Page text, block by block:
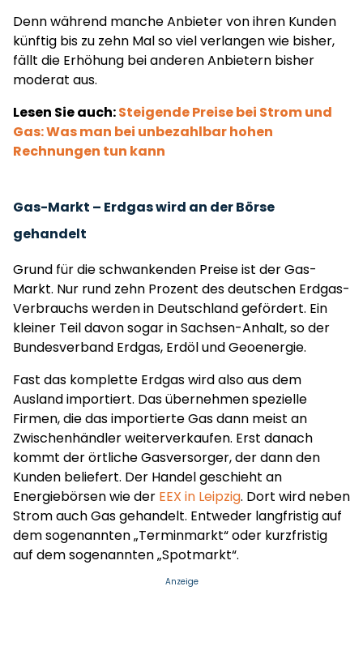
Denn während manche Anbieter von ihren Kunden
künftig bis zu zehn Mal so viel verlangen wie bisher,
fällt die Erhöhung bei anderen Anbietern bisher
moderat aus.
Lesen Sie auch:Steigende Preise bei Strom und
Gas: Was man bei unbezahlbar hohen
Rechnungen tun kann
Gas-Markt – Erdgas wird an der Börse
gehandelt
Grund für die schwankenden Preise ist der Gas-
Markt. Nur rund zehn Prozent des deutschen Erdgas-
Verbrauchs werden in Deutschland gefördert. Ein
kleiner Teil davon sogar in Sachsen-Anhalt, so der
Bundesverband Erdgas, Erdöl und Geoenergie.
Fast das komplette Erdgas wird also aus dem
Ausland importiert. Das übernehmen spezielle
Firmen, die das importierte Gas dann meist an
Zwischenhändler weiterverkaufen. Erst danach
kommt der örtliche Gasversorger, der dann den
Kunden beliefert. Der Handel geschieht an
Energiebörsen wie der EEX in Leipzig. Dort wird neben
Strom auch Gas gehandelt. Entweder langfristig auf
dem sogenannten „Terminmarkt“ oder kurzfristig
auf dem sogenannten „Spotmarkt“.
Anzeige